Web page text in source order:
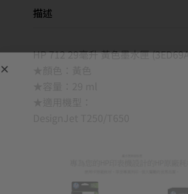
描述
HP 712 29毫升 黃色墨水匣